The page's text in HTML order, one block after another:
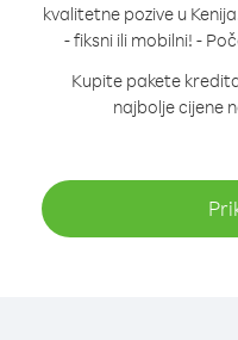
kvalitetne pozive u
- fiksni ili mobilni! -
Kupite pakete
najbolje cijene